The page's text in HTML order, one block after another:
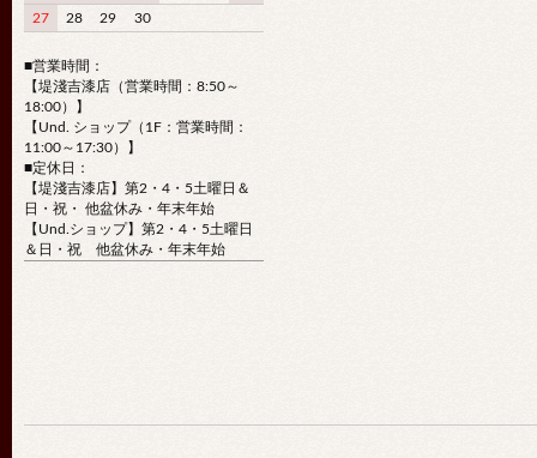
27
28 29 30
■営業時間：
【堤淺吉漆店（営業時間：8:50～
18:00）】
【Und. ショップ（1F：営業時間：
11:00～17:30）】
■定休日：
【堤淺吉漆店】第2・4・5土曜日＆
日・祝・ 他盆休み・年末年始
【Und.ショップ】第2・4・5土曜日
＆日・祝 他盆休み・年末年始